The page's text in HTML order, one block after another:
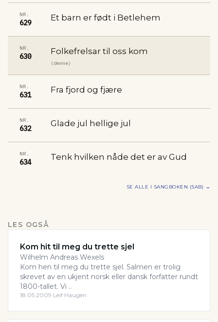
NR.
629
Et barn er født i Betlehem
NR.
630
Folkefrelsar til oss kom
(denne)
NR.
631
Fra fjord og fjære
NR.
632
Glade jul hellige jul
NR.
634
Tenk hvilken nåde det er av Gud
SE ALLE I SANGBOKEN (SAB) →
LES OGSÅ
Kom hit til meg du trette sjel
Wilhelm Andreas Wexels
Kom hen til meg du trette sjel. Salmen er trolig
skrevet av en ukjent norsk eller dansk forfatter rundt
1800-tallet. Vi ..
18.05.2009·Leif Haugen